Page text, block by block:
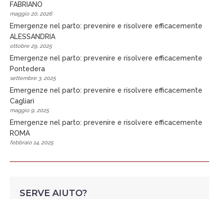
FABRIANO
maggio 20, 2026
Emergenze nel parto: prevenire e risolvere efficacemente
ALESSANDRIA
ottobre 29, 2025
Emergenze nel parto: prevenire e risolvere efficacemente
Pontedera
settembre 3, 2025
Emergenze nel parto: prevenire e risolvere efficacemente
Cagliari
maggio 9, 2025
Emergenze nel parto: prevenire e risolvere efficacemente
ROMA
febbraio 14, 2025
SERVE AIUTO?